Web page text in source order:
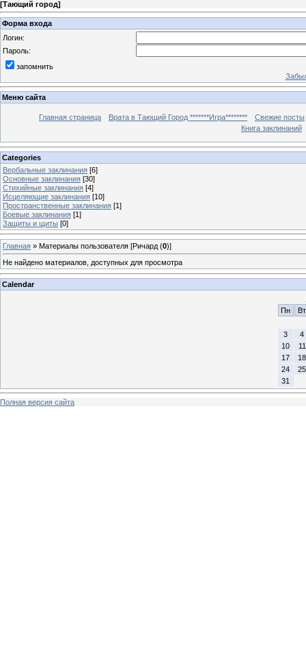
[Тающий город]
Форма входа
Логин:
Пароль:
запомнить
Меню сайта
Главная страница Врата в Тающий Город *******Игра********
Свежие посты
Книга заклинаний
Categories
Вербальные заклинания [6]
Основные заклинания [30]
Стихийные заклинания [4]
Исцеляющие заклинания [10]
Пространственные заклинания [1]
Боевые заклинания [1]
Защиты и щиты [0]
Главная » Материалы пользователя [Ричард (0)]
Не найдено материалов, доступных для просмотра
Calendar
Пн
Вт
3
4
10
11
17
18
24
25
31
Полная версия сайта